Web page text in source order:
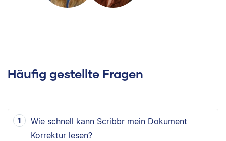
Häufig gestellte Fragen
Wie schnell kann Scribbr mein Dokument
Korrektur lesen?